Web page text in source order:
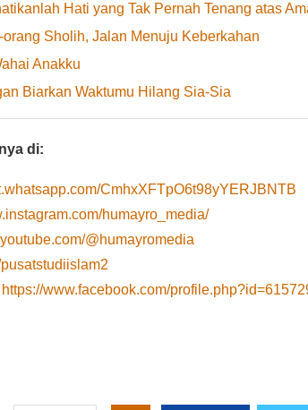
Hati yang Tak Pernah Tenang atas
orang Sholih, Jalan Menuju Keberkahan
Anakku
Biarkan Waktumu Hilang Sia-Sia
di:
CmhxXFTpO6t98yYERJBNTB
humayro_media/
@humayromedia
https://www.facebook.com/